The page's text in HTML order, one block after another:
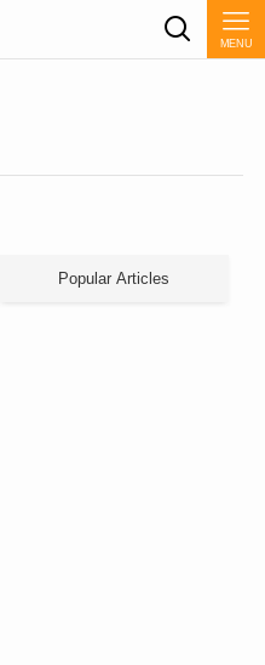
MENU
Popular Articles